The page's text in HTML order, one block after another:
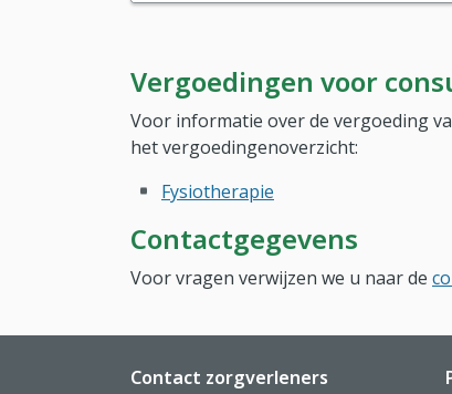
Vergoedingen voor
Voor informatie over de vergoeding
het vergoedingenoverzicht:
Fysiotherapie
Contactgegevens
Voor vragen verwijzen we u naar de
Website footer
Contact zorgverleners